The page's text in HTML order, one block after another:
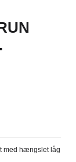
med hængslet låg